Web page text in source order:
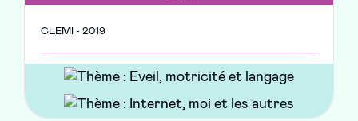
CLEMI - 2019